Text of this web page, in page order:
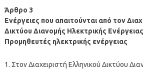
Άρθρο 3
Ενέργειες που απαιτούνται από τον
Δικτύου Διανομής Ηλεκτρικής
Προμηθευτές ηλεκτρικής ενέργειας
1. Στον Διαχειριστή Ελληνικού Δικτύου